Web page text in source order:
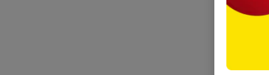
20+ kaas
Hagelslag